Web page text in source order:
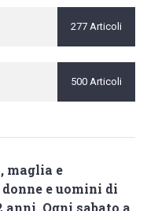
277 Articoli
500 Articoli
maglia e
e uomini di
anni. Ogni sabato a